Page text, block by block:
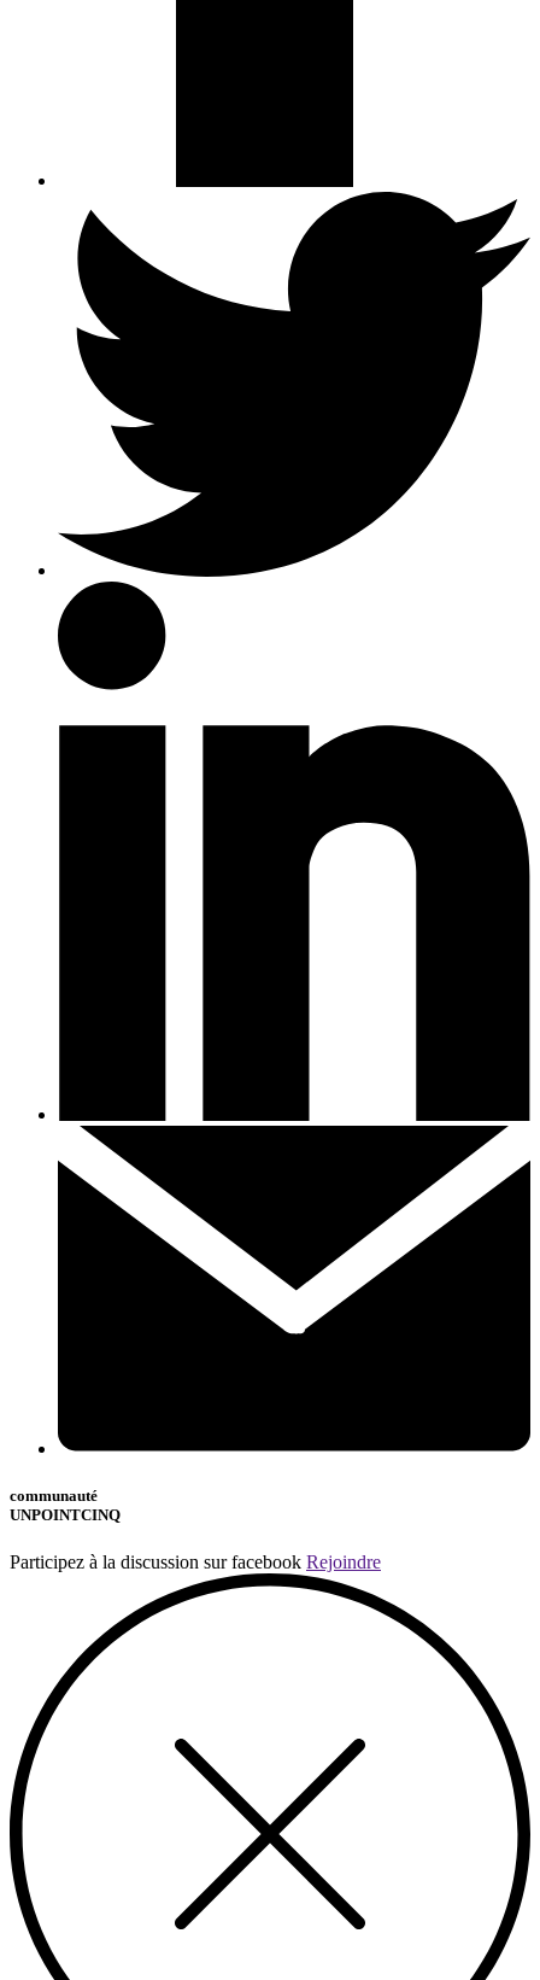
communauté
UNPOINTCINQ
Participez à la discussion sur facebook Rejoindre